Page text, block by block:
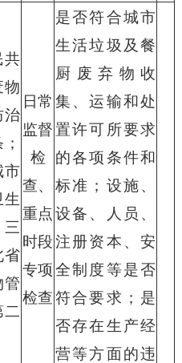
共
物
治
市
省
管
二
日常
监督
检
查、
重点
时段
专项
检查
是否符合城市
生活垃圾及餐
厨废弃物收
集、运输和处
置许可所要求
的各项条件和
标准；设施、
设备、人员、
注册资本、安
全制度等是否
符合要求；是
否存在生产经
营等方面的违